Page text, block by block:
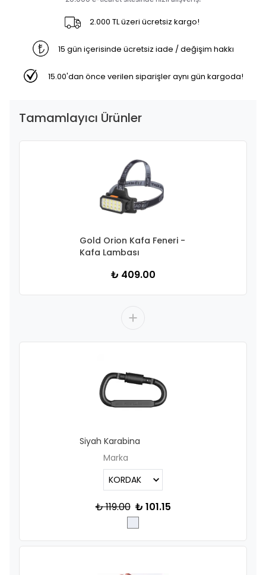
2.000 TL üzeri ücretsiz kargo!
15 gün içerisinde ücretsiz iade / değişim hakkı
15.00'dan önce verilen siparişler aynı gün kargoda!
Tamamlayıcı Ürünler
Gold Orion Kafa Feneri -
Kafa Lambası
₺ 409.00
Siyah Karabina
Marka
₺ 119.00 ₺ 101.15